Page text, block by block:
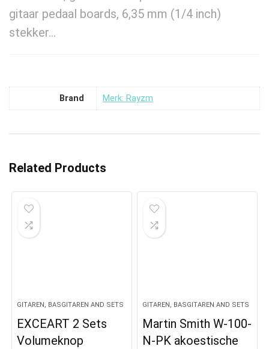
gitaar pedaal boards, 6,35 mm (1/4 inch)
stekker…
Brand Merk: Rayzm
Related Products
GITAREN, BASGITAREN AND SETS
EXCEART 2 Sets
Volumeknop
GITAREN, BASGITAREN AND SETS
Martin Smith W-100-
N-PK akoestische